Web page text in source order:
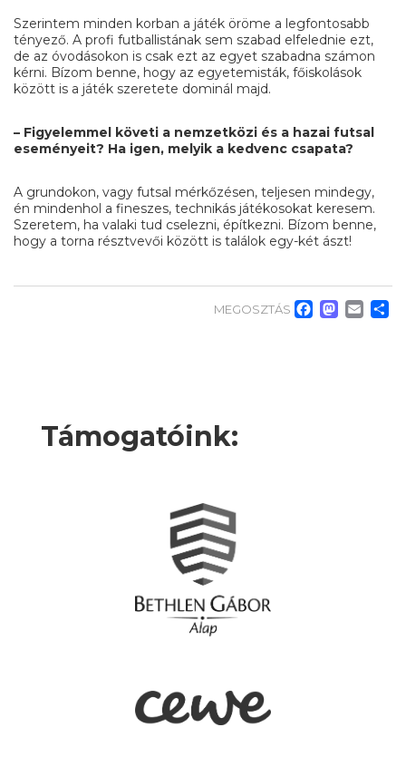
Szerintem minden korban a játék öröme a legfontosabb
tényező. A profi futballistának sem szabad elfelednie ezt,
de az óvodásokon is csak ezt az egyet szabadna számon
kérni. Bízom benne, hogy az egyetemisták, főiskolások
között is a játék szeretete dominál majd.
– Figyelemmel követi a nemzetközi és a hazai futsal
eseményeit? Ha igen, melyik a kedvenc csapata?
A grundokon, vagy futsal mérkőzésen, teljesen mindegy,
én mindenhol a fineszes, technikás játékosokat keresem.
Szeretem, ha valaki tud cselezni, építkezni. Bízom benne,
hogy a torna résztvevői között is találok egy-két ászt!
MEGOSZTÁS
Támogatóink: